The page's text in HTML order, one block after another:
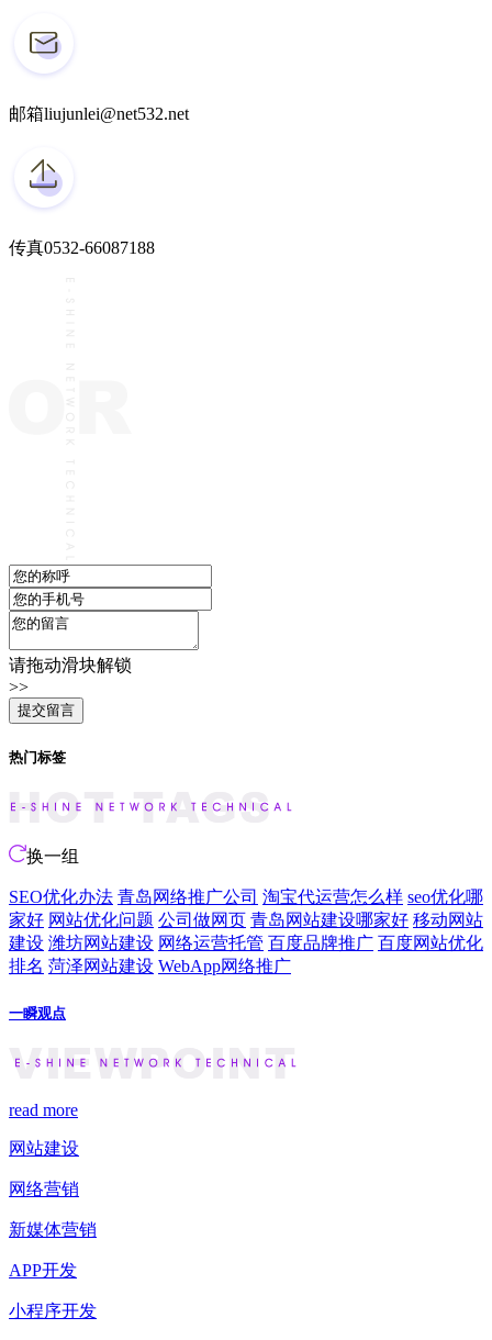
邮箱liujunlei@net532.net
传真0532-66087188
请拖动滑块解锁
>>
热门标签
换一组
SEO优化办法 青岛网络推广公司 淘宝代运营怎么样 seo优化哪
家好 网站优化问题 公司做网页 青岛网站建设哪家好 移动网站
建设 潍坊网站建设 网络运营托管 百度品牌推广 百度网站优化
排名 菏泽网站建设 WebApp网络推广
一瞬观点
read more
网站建设
网络营销
新媒体营销
APP开发
小程序开发